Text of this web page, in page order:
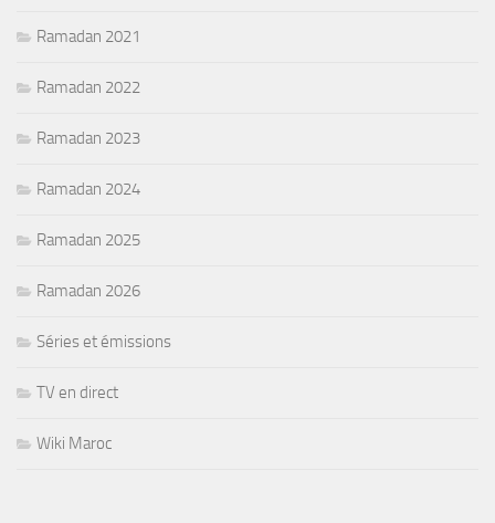
Ramadan 2021
Ramadan 2022
Ramadan 2023
Ramadan 2024
Ramadan 2025
Ramadan 2026
Séries et émissions
TV en direct
Wiki Maroc